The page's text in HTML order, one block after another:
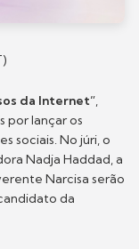
da Internet”,
por lançar os
sociais. No júri, o
Nadja Haddad, a
Narcisa serão
da